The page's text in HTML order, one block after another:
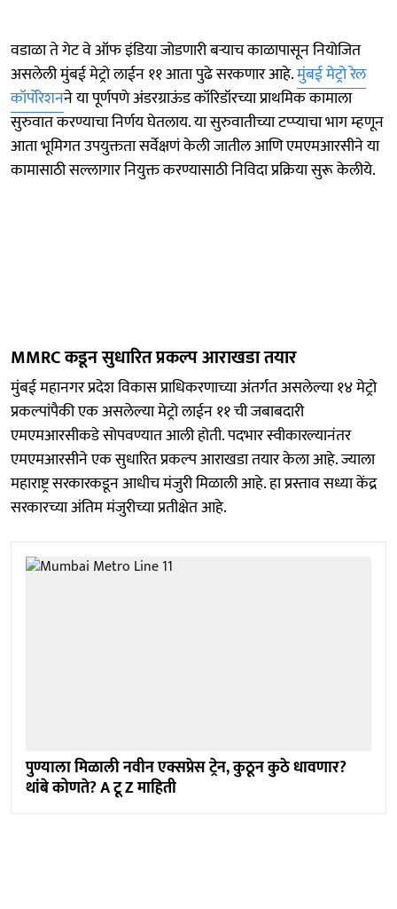
वडाळा ते गेट वे ऑफ इंडिया जोडणारी बऱ्याच काळापासून नियोजित
असलेली मुंबई मेट्रो लाईन ११ आता पुढे सरकणार आहे.मुंबई मेट्रो रेल
कॉर्पोरेशनने या पूर्णपणे अंडरग्राऊंड कॉरिडॉरच्या प्राथमिक कामाला
सुरुवात करण्याचा निर्णय घेतलाय. या सुरुवातीच्या टप्प्याचा भाग म्हणून
आता भूमिगत उपयुक्तता सर्वेक्षणं केली जातील आणि एमएमआरसीने या
कामासाठी सल्लागार नियुक्त करण्यासाठी निविदा प्रक्रिया सुरू केलीये.
MMRC कडून सुधारित प्रकल्प आराखडा तयार
मुंबई महानगर प्रदेश विकास प्राधिकरणाच्या अंतर्गत असलेल्या १४ मेट्रो
प्रकल्पांपैकी एक असलेल्या मेट्रो लाईन ११ ची जबाबदारी
एमएमआरसीकडे सोपवण्यात आली होती. पदभार स्वीकारल्यानंतर
एमएमआरसीने एक सुधारित प्रकल्प आराखडा तयार केला आहे. ज्याला
महाराष्ट्र सरकारकडून आधीच मंजुरी मिळाली आहे. हा प्रस्ताव सध्या केंद्र
सरकारच्या अंतिम मंजुरीच्या प्रतीक्षेत आहे.
पुण्याला मिळाली नवीन एक्सप्रेस ट्रेन, कुठून कुठे धावणार?
थांबे कोणते? A टू Z माहिती